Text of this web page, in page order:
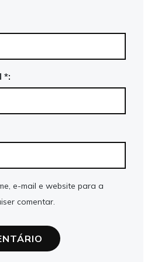
*:
e-mail e website para a
comentar.